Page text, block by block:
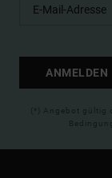
ANMELDEN
(*) Angebot gültig